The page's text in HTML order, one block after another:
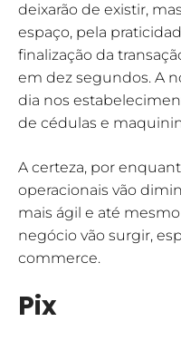
deixarão de existir,
espaço, pela
finalização da
em dez segundos. A
dia nos
de cédulas e
A certeza, por
operacionais vão
mais ágil e até
negócio vão surgir,
commerce.
Pix